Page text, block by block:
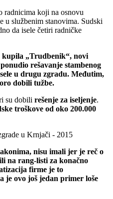
radnicima koji na osnovu
u službenim stanovima. Sudski
da isele četiri radničke
kupila „Trudbenik“, novi
rešavanje stambenog
u drugu zgradu. Međutim,
dobili tužbe.
su dobili rešenje za iseljenje.
troškove od oko 200.000
nisu imali jer je reč o
na rang-listi za konačno
firme je to
je ovo još jedan primer loše